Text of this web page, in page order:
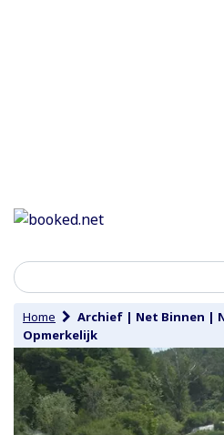
Home Archief | Net Binnen |
Opmerkelijk